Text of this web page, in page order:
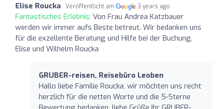
Elise Roucka Veröffentlicht am 3 years ago
Fantastisches Erlebnis: Von Frau Andrea Katzbauer
werden wir immer aufs Beste betreut. Wir bedanken uns
für die exzellente Beratung und Hilfe bei der Buchung.
Elise und Wilhelm Roucka
GRUBER-reisen, Reisebüro Leoben
Hallo liebe Familie Roucka, wir möchten uns recht
herzlich für die netten Worte und die 5-Sterne